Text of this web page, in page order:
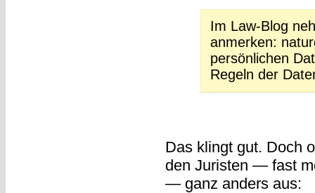
Im Law-Blog
anmerken:
persönlichen
Regeln der
Das klingt gut. Doch
den Juristen — fast
— ganz anders aus: